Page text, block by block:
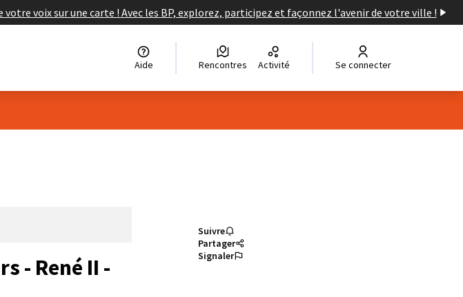
votre voix sur une carte ! Avec les BP, explorez, participez et façonnez l'avenir de votre ville !
Aide Rencontres Activité Se connecter
- René II -
Suivre
Partager
Signaler